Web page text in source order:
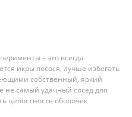
– это всегда
икры лосося, лучше избегать
собственный, яркий
не самый удачный сосед для
целостность оболочек